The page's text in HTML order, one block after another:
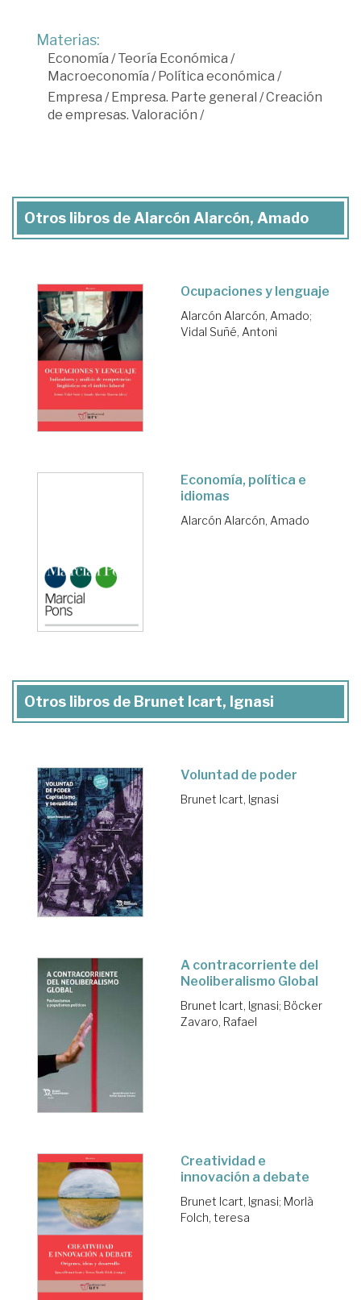
Materias:
Economía /Teoría Económica /
Macroeconomía /Política económica /
Empresa /Empresa. Parte general /Creación
de empresas. Valoración /
Otros libros de Alarcón Alarcón, Amado
Ocupaciones y lenguaje
Alarcón Alarcón, Amado;
Vidal Suñé, Antoni
Economía, política e
idiomas
Alarcón Alarcón, Amado
Otros libros de Brunet Icart, Ignasi
Voluntad de poder
Brunet Icart, Ignasi
A contracorriente del
Neoliberalismo Global
Brunet Icart, Ignasi; Böcker
Zavaro, Rafael
Creatividad e
innovación a debate
Brunet Icart, Ignasi; Morlà
Folch, teresa